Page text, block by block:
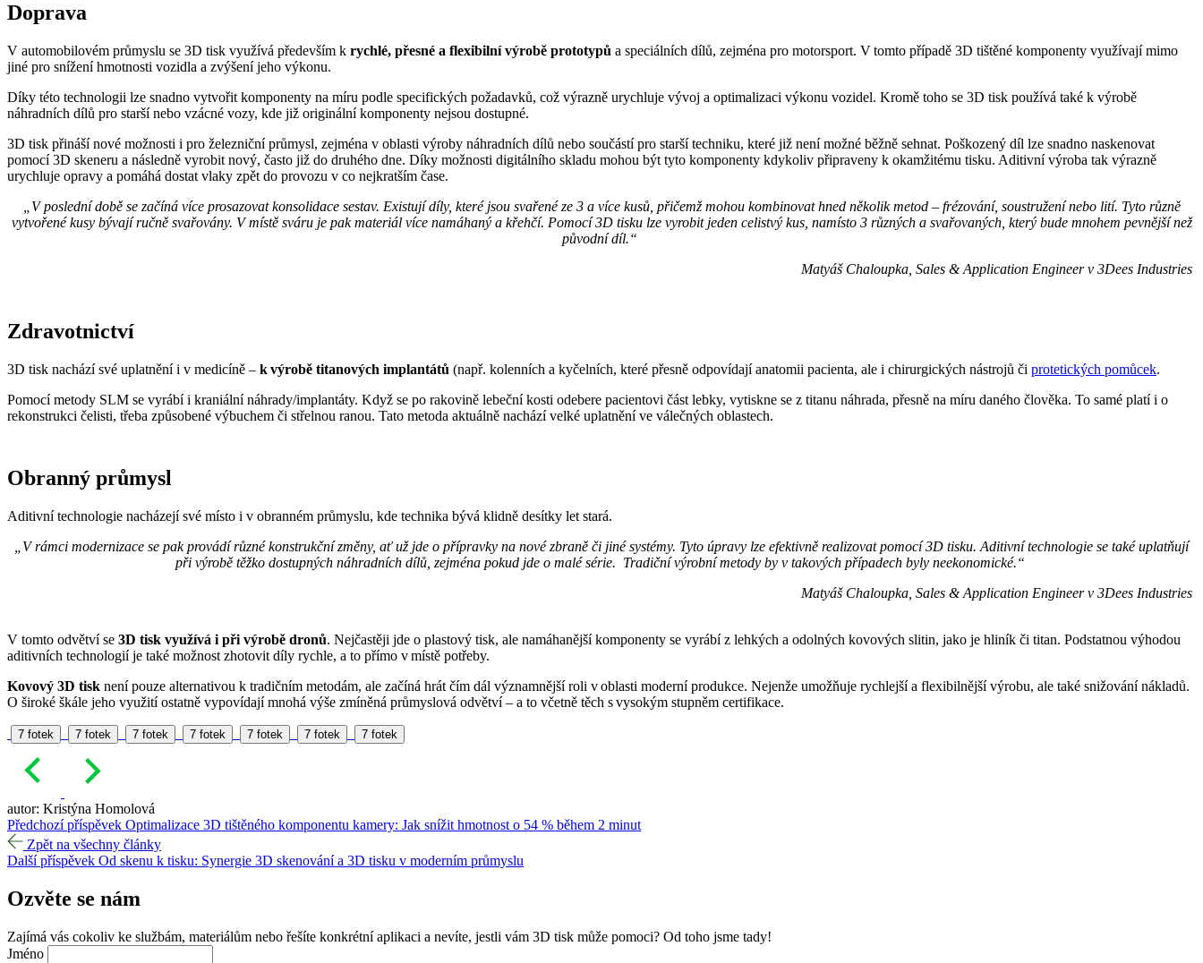
Doprava
V automobilovém průmyslu se 3D tisk využívá především k rychlé, přesné a flexibilní výrobě prototypů a speciálních dílů, zejména pro motorsport. V tomto případě 3D tištěné komponenty využívají mimo
jiné pro snížení hmotnosti vozidla a zvýšení jeho výkonu.
Díky této technologii lze snadno vytvořit komponenty na míru podle specifických požadavků, což výrazně urychluje vývoj a optimalizaci výkonu vozidel. Kromě toho se 3D tisk používá také k výrobě
náhradních dílů pro starší nebo vzácné vozy, kde již originální komponenty nejsou dostupné.
3D tisk přináší nové možnosti i pro železniční průmysl, zejména v oblasti výroby náhradních dílů nebo součástí pro starší techniku, které již není možné běžně sehnat. Poškozený díl lze snadno naskenovat
pomocí 3D skeneru a následně vyrobit nový, často již do druhého dne. Díky možnosti digitálního skladu mohou být tyto komponenty kdykoliv připraveny k okamžitému tisku. Aditivní výroba tak výrazně
urychluje opravy a pomáhá dostat vlaky zpět do provozu v co nejkratším čase.
„V poslední době se začíná více prosazovat konsolidace sestav. Existují díly, které jsou svařené ze 3 a více kusů, přičemž mohou kombinovat hned několik metod – frézování, soustružení nebo lití. Tyto různě
vytvořené kusy bývají ručně svařovány. V místě sváru je pak materiál více namáhaný a křehčí. Pomocí 3D tisku lze vyrobit jeden celistvý kus, namísto 3 různých a svařovaných, který bude mnohem pevnější než
původní díl.“
Matyáš Chaloupka, Sales & Application Engineer v 3Dees Industries
Zdravotnictví
3D tisk nachází své uplatnění i v medicíně – k výrobě titanových implantátů (např. kolenních a kyčelních, které přesně odpovídají anatomii pacienta, ale i chirurgických nástrojů či protetických pomůcek.
Pomocí metody SLM se vyrábí i kraniální náhrady/implantáty. Když se po rakovině lebeční kosti odebere pacientovi část lebky, vytiskne se z titanu náhrada, přesně na míru daného člověka. To samé platí i o
rekonstrukci čelisti, třeba způsobené výbuchem či střelnou ranou. Tato metoda aktuálně nachází velké uplatnění ve válečných oblastech.
Obranný průmysl
Aditivní technologie nacházejí své místo i v obranném průmyslu, kde technika bývá klidně desítky let stará.
„V rámci modernizace se pak provádí různé konstrukční změny, ať už jde o přípravky na nové zbraně či jiné systémy. Tyto úpravy lze efektivně realizovat pomocí 3D tisku. Aditivní technologie se také uplatňují
při výrobě těžko dostupných náhradních dílů, zejména pokud jde o malé série. Tradiční výrobní metody by v takových případech byly neekonomické.“
Matyáš Chaloupka, Sales & Application Engineer v 3Dees Industries
V tomto odvětví se 3D tisk využívá i při výrobě dronů. Nejčastěji jde o plastový tisk, ale namáhanější komponenty se vyrábí z lehkých a odolných kovových slitin, jako je hliník či titan. Podstatnou výhodou
aditivních technologií je také možnost zhotovit díly rychle, a to přímo v místě potřeby.
Kovový 3D tisk není pouze alternativou k tradičním metodám, ale začíná hrát čím dál významnější roli v oblasti moderní produkce. Nejenže umožňuje rychlejší a flexibilnější výrobu, ale také snižování nákladů.
O široké škále jeho využití ostatně vypovídají mnohá výše zmíněná průmyslová odvětví – a to včetně těch s vysokým stupněm certifikace.
7 fotek 7 fotek 7 fotek 7 fotek 7 fotek 7 fotek 7 fotek
autor: Kristýna Homolová
Předchozí příspěvek Optimalizace 3D tištěného komponentu kamery: Jak snížit hmotnost o 54 % během 2 minut
Zpět na všechny články
Další příspěvek Od skenu k tisku: Synergie 3D skenování a 3D tisku v moderním průmyslu
Ozvěte se nám
Zajímá vás cokoliv ke službám, materiálům nebo řešíte konkrétní aplikaci a nevíte, jestli vám 3D tisk může pomoci? Od toho jsme tady!
Jméno